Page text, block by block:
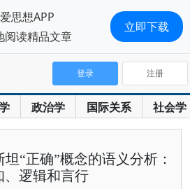
政治学 国际关系 社会学
登录 注册
“正确”概念的语义分析：
、逻辑和言行
思想APP
阅读精品文章
立即下载